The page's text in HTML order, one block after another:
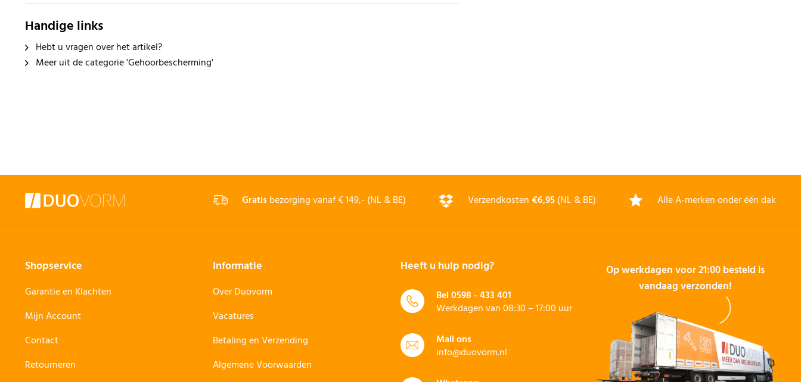
Handige links
Hebt u vragen over het artikel?
Meer uit de categorie 'Gehoorbescherming'
Gratisbezorging vanaf € 149,- (NL & BE) Verzendkosten€6,95(NL & BE) Alle A-merken onder één dak
Shopservice
Garantie en Klachten
Mijn Account
Contact
Retourneren
Informatie
Over Duovorm
Vacatures
Betaling en Verzending
Algemene Voorwaarden
Heeft u hulp nodig?
Bel0598 - 433 401
Werkdagen van 08:30 – 17:00 uur
Mail ons
info@duovorm.nl
Op werkdagen voor 21:00 besteld is
vandaag verzonden!